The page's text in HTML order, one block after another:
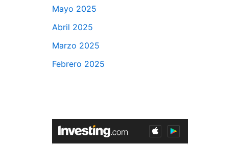
Mayo 2025
Abril 2025
Marzo 2025
Febrero 2025